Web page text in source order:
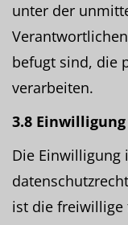
unter der
befugt sind, die
verarbeiten.
3.8 Einwilligung
Die Einwilligung
ist die freiwillige